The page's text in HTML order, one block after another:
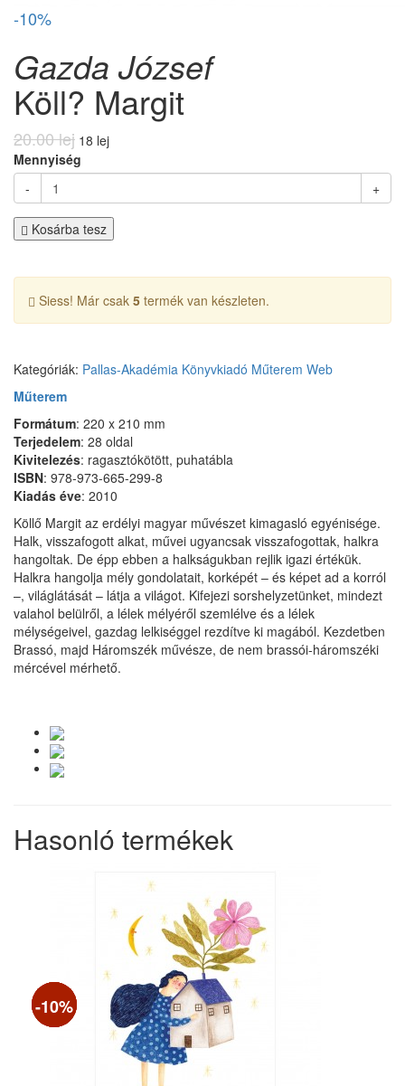
-10%
Gazda József
Köll? Margit
20.00 lej 18 lej
Mennyiség
-
+
Kosárba tesz
Siess! Már csak 5 termék van készleten.
Kategóriák: Pallas-Akadémia Könyvkiadó Műterem Web
Műterem
Formátum: 220 x 210 mm
Terjedelem: 28 oldal
Kivitelezés: ragasztókötött, puhatábla
ISBN: 978-973-665-299-8
Kiadás éve: 2010
Köllő Margit az erdélyi magyar művészet kimagasló egyénisége.
Halk, visszafogott alkat, művei ugyancsak visszafogottak, halkra
hangoltak. De épp ebben a halkságukban rejlik igazi értékük.
Halkra hangolja mély gondolatait, korképét – és képet ad a korról
–, világlátását – látja a világot. Kifejezi sorshelyzetünket, mindezt
valahol belülről, a lélek mélyéről szemlélve és a lélek
mélységeivel, gazdag lelkiséggel rezdítve ki magából. Kezdetben
Brassó, majd Háromszék művésze, de nem brassói-háromszéki
mércével mérhető.
Hasonló termékek
-10%
-10%
-10%
-10%